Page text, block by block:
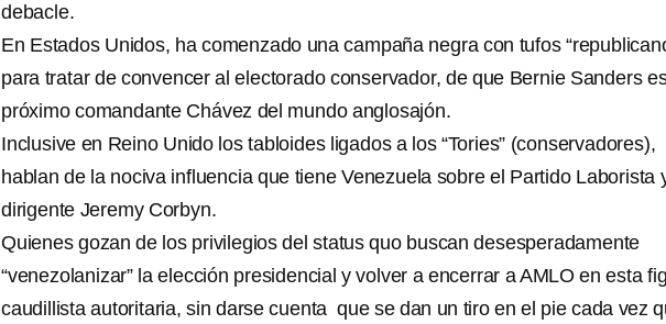
debacle.
En Estados Unidos, ha comenzado una campaña negra con tufos
para tratar de convencer al electorado conservador, de que Bernie Sanders
próximo comandante Chávez del mundo anglosajón.
Inclusive en Reino Unido los tabloides ligados a los “Tories” (conservadores),
hablan de la nociva influencia que tiene Venezuela sobre el Partido Laborista
dirigente Jeremy Corbyn.
Quienes gozan de los privilegios del status quo buscan desesperadamente
“venezolanizar” la elección presidencial y volver a encerrar a AMLO en esta
caudillista autoritaria, sin darse cuenta que se dan un tiro en el pie cada vez